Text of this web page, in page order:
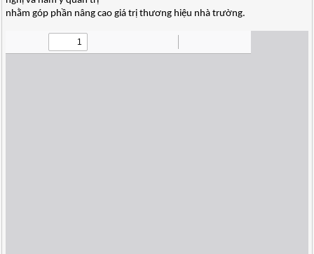
nhằm góp phần nâng cao giá trị thương hiệu nhà trường.